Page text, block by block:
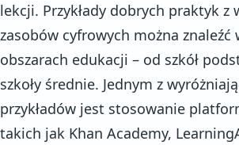
lekcji. Przykłady dobrych praktyk z
zasobów cyfrowych można znaleźć
obszarach edukacji – od szkół
szkoły średnie. Jednym z
przykładów jest stosowanie
takich jak Khan Academy,